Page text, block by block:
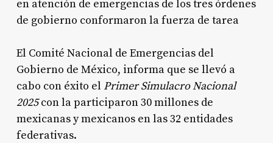
en atención de emergencias de los tres órdenes
de gobierno conformaron la fuerza de tarea
El Comité Nacional de Emergencias del
Gobierno de México, informa que se llevó a
cabo con éxito el Primer Simulacro Nacional
2025con la participaron 30 millones de
mexicanas y mexicanos en las 32 entidades
federativas.